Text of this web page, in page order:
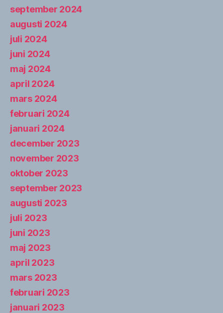
september 2024
augusti 2024
juli 2024
juni 2024
maj 2024
april 2024
mars 2024
februari 2024
januari 2024
december 2023
november 2023
oktober 2023
september 2023
augusti 2023
juli 2023
juni 2023
maj 2023
april 2023
mars 2023
februari 2023
januari 2023